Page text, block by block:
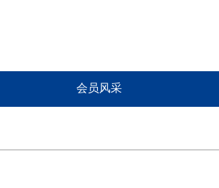
会员风采